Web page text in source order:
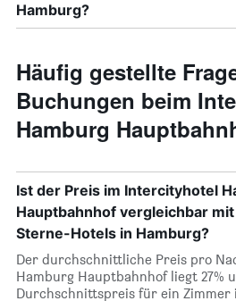
Hamburg?
Häufig gestellte
Buchungen beim
Hamburg
Ist der Preis im Intercityhotel
Hauptbahnhof vergleichbar
Sterne-Hotels in Hamburg?
Der durchschnittliche Preis pro
Hamburg Hauptbahnhof liegt 27%
Durchschnittspreis für ein Zimmer